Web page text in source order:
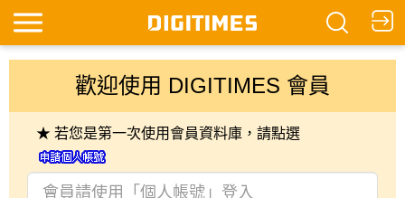
歡迎使用 DIGITIMES 會員
★ 若您是第一次使用會員資料庫，請點選